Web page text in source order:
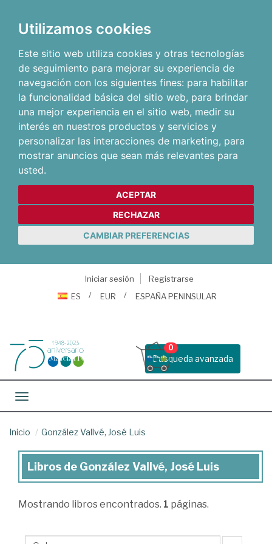
Utilizamos cookies
Este sitio web utiliza cookies y otras tecnologías
de seguimiento para mejorar su experiencia de
navegación con los siguientes fines: para habilitar
la funcionalidad básica del sitio web, para brindar
una mejor experiencia en el sitio web, medir su
interés en nuestros productos y servicios y
personalizar las interacciones de marketing, para
mostrar anuncios que sean más relevantes para
usted.
ACEPTAR
RECHAZAR
CAMBIAR PREFERENCIAS
Iniciar sesión
Registrarse
ES
EUR ESPAÑA PENINSULAR
Busqueda avanzada
0
Toggle navigation
Inicio González Vallvé, José Luis
Libros
González
Libros de González Vallvé, José Luis
Mostrando libros encontrados. 1 páginas.